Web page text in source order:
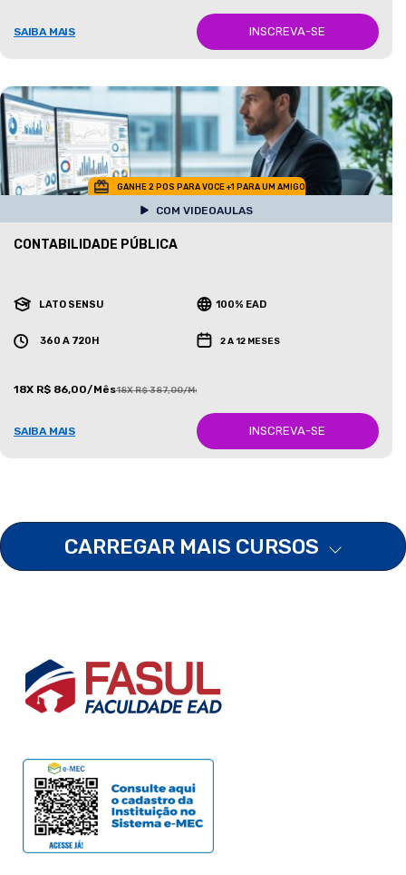
SAIBA MAIS INSCREVA-SE
GANHE 2 POS PARA VOCE +1 PARA UM AMIGO
COM VIDEOAULAS
CONTABILIDADE PÚBLICA
LATO SENSU 100% EAD
360 A 720H 2 A 12 MESES
18X R$ 86,00/Mês18X R$ 387,00/Mês
SAIBA MAIS INSCREVA-SE
CARREGAR MAIS CURSOS